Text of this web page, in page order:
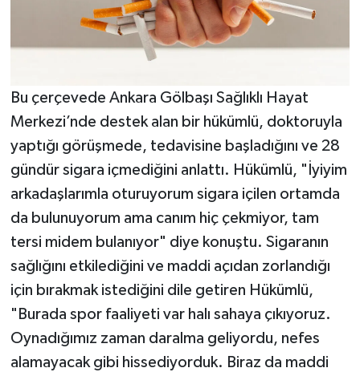
Bu çerçevede Ankara Gölbaşı Sağlıklı Hayat
Merkezi’nde destek alan bir hükümlü, doktoruyla
yaptığı görüşmede, tedavisine başladığını ve 28
gündür sigara içmediğini anlattı. Hükümlü, "İyiyim
arkadaşlarımla oturuyorum sigara içilen ortamda
da bulunuyorum ama canım hiç çekmiyor, tam
tersi midem bulanıyor" diye konuştu. Sigaranın
sağlığını etkilediğini ve maddi açıdan zorlandığı
için bırakmak istediğini dile getiren Hükümlü,
"Burada spor faaliyeti var halı sahaya çıkıyoruz.
Oynadığımız zaman daralma geliyordu, nefes
alamayacak gibi hissediyorduk. Biraz da maddi